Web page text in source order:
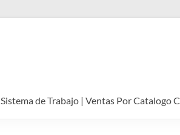
Sistema de Trabajo | Ventas Por Catalogo